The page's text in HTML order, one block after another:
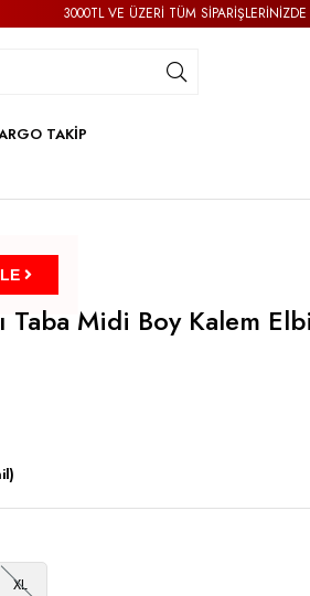
3000TL VE ÜZERİ TÜM SİPARİŞLERİNİZDE
TAKİP
Taba Midi Boy Kalem
XL